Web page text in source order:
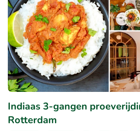
Indiaas 3-gangen
Rotterdam